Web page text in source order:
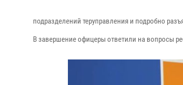
подразделений теруправления и подробно
В завершение офицеры ответили на вопросы